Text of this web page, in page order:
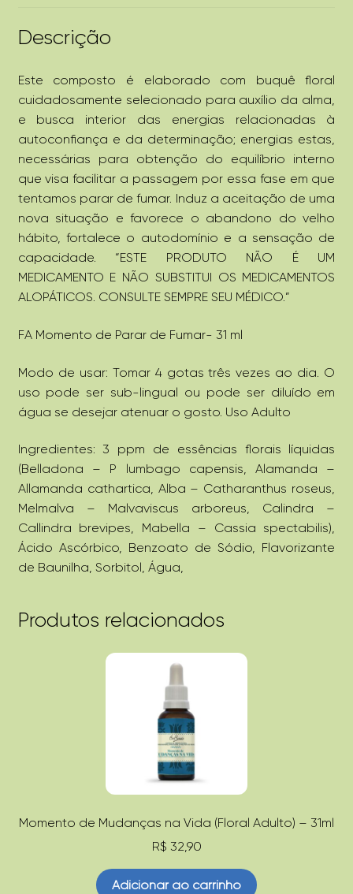
Descrição
Este composto é elaborado com buquê floral
cuidadosamente selecionado para auxílio da alma,
e busca interior das energias relacionadas à
autoconfiança e da determinação; energias estas,
necessárias para obtenção do equilíbrio interno
que visa facilitar a passagem por essa fase em que
tentamos parar de fumar. Induz a aceitação de uma
nova situação e favorece o abandono do velho
hábito, fortalece o autodomínio e a sensação de
capacidade. “ESTE PRODUTO NÃO É UM
MEDICAMENTO E NÃO SUBSTITUI OS MEDICAMENTOS
ALOPÁTICOS. CONSULTE SEMPRE SEU MÉDICO.”
FA Momento de Parar de Fumar- 31 ml
Modo de usar: Tomar 4 gotas três vezes ao dia. O
uso pode ser sub-lingual ou pode ser diluído em
água se desejar atenuar o gosto. Uso Adulto
Ingredientes: 3 ppm de essências florais líquidas
(Belladona – P lumbago capensis, Alamanda –
Allamanda cathartica, Alba – Catharanthus roseus,
Melmalva – Malvaviscus arboreus, Calindra –
Callindra brevipes, Mabella – Cassia spectabilis),
Ácido Ascórbico, Benzoato de Sódio, Flavorizante
de Baunilha, Sorbitol, Água,
Produtos relacionados
Momento de Mudanças na Vida (Floral Adulto) – 31ml
R$ 32,90
Adicionar ao carrinho